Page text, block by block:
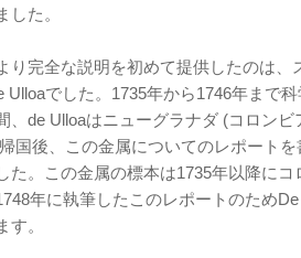
した。
り完全な説明を初めて提供したのは、
Ulloaでした。1735年から1746年まで
、de Ulloaはニューグラナダ (コロン
国後、この金属についてのレポート
た。この金属の標本は1735年以降に
年に執筆したこのレポートのため
。